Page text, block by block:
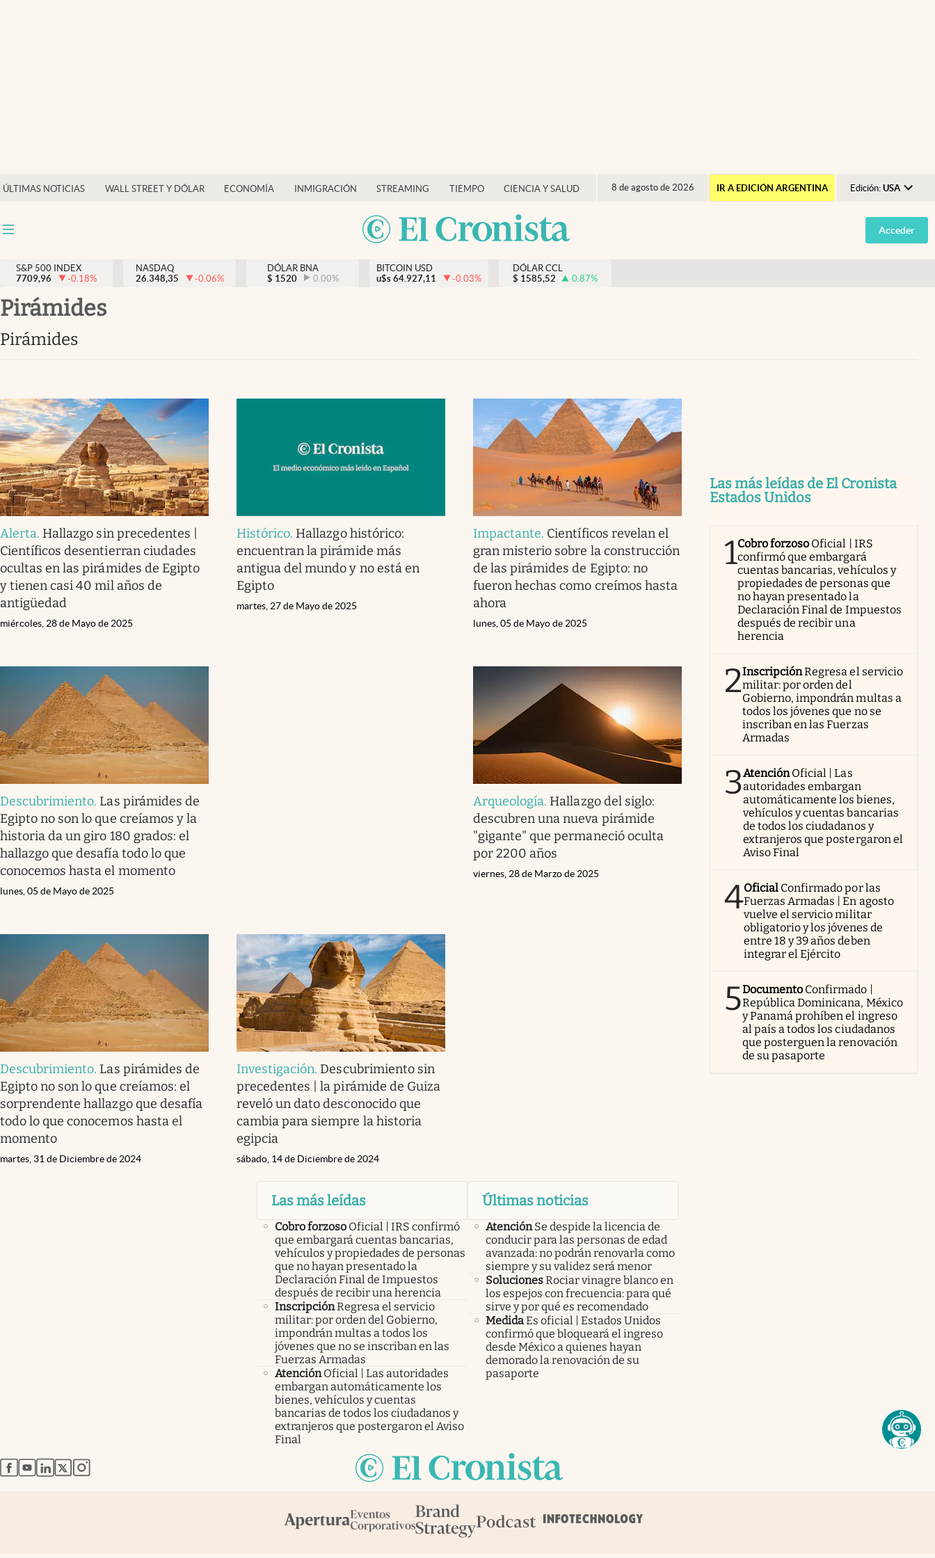
ÚLTIMAS NOTICIAS WALL STREET Y DÓLAR ECONOMÍA INMIGRACIÓN STREAMING TIEMPO CIENCIA Y SALUD 8 de agosto de 2026 IR A EDICIÓN ARGENTINA Edición: USA
Argentina
España
Tiempo
Streaming
Lifestyle
Acceder
S&P 500 INDEX
7709,96
-0.18%
NASDAQ
26.348,35
-0.06%
DÓLAR BNA
$ 1520 0.00%
BITCOIN USD
u$s 64.927,11 -0.03%
DÓLAR CCL
$ 1585,52 0.87%
Pirámides
Pirámides
Alerta. Hallazgo sin precedentes |
Científicos desentierran ciudades
ocultas en las pirámides de Egipto
y tienen casi 40 mil años de
antigüedad
miércoles, 28 de Mayo de 2025
Histórico. Hallazgo histórico:
encuentran la pirámide más
antigua del mundo y no está en
Egipto
martes, 27 de Mayo de 2025
Impactante. Científicos revelan el
gran misterio sobre la construcción
de las pirámides de Egipto: no
fueron hechas como creímos hasta
ahora
lunes, 05 de Mayo de 2025
Descubrimiento. Las pirámides de
Egipto no son lo que creíamos y la
historia da un giro 180 grados: el
hallazgo que desafía todo lo que
conocemos hasta el momento
lunes, 05 de Mayo de 2025
Arqueología. Hallazgo del siglo:
descubren una nueva pirámide
"gigante" que permaneció oculta
por 2200 años
viernes, 28 de Marzo de 2025
Descubrimiento. Las pirámides de
Egipto no son lo que creíamos: el
sorprendente hallazgo que desafía
todo lo que conocemos hasta el
momento
martes, 31 de Diciembre de 2024
Investigación. Descubrimiento sin
precedentes | la pirámide de Guiza
reveló un dato desconocido que
cambia para siempre la historia
egipcia
sábado, 14 de Diciembre de 2024
Las más leídas de El Cronista
Estados Unidos
1Cobro forzoso Oficial | IRS
confirmó que embargará
cuentas bancarias, vehículos y
propiedades de personas que
no hayan presentado la
Declaración Final de Impuestos
después de recibir una
herencia
2InscripciónRegresa el servicio
militar: por orden del
Gobierno, impondrán multas a
todos los jóvenes que no se
inscriban en las Fuerzas
Armadas
3AtenciónOficial | Las
autoridades embargan
automáticamente los bienes,
vehículos y cuentas bancarias
de todos los ciudadanos y
extranjeros que postergaron el
Aviso Final
4Oficial Confirmado por las
Fuerzas Armadas | En agosto
vuelve el servicio militar
obligatorio y los jóvenes de
entre 18 y 39 años deben
integrar el Ejército
5Documento Confirmado |
República Dominicana, México
y Panamá prohíben el ingreso
al país a todos los ciudadanos
que posterguen la renovación
de su pasaporte
Las más leídas
Cobro forzoso Oficial | IRS confirmó
que embargará cuentas bancarias,
vehículos y propiedades de personas
que no hayan presentado la
Declaración Final de Impuestos
después de recibir una herencia
InscripciónRegresa el servicio
militar: por orden del Gobierno,
impondrán multas a todos los
jóvenes que no se inscriban en las
Fuerzas Armadas
Atención Oficial | Las autoridades
embargan automáticamente los
bienes, vehículos y cuentas
bancarias de todos los ciudadanos y
extranjeros que postergaron el Aviso
Final
Últimas noticias
Atención Se despide la licencia de
conducir para las personas de edad
avanzada: no podrán renovarla como
siempre y su validez será menor
SolucionesRociar vinagre blanco en
los espejos con frecuencia: para qué
sirve y por qué es recomendado
MedidaEs oficial | Estados Unidos
confirmó que bloqueará el ingreso
desde México a quienes hayan
demorado la renovación de su
pasaporte
abre en nueva pestaña
abre en nueva pestaña
abre en nueva pestaña
abre en nueva pestaña
abre en nueva pestaña